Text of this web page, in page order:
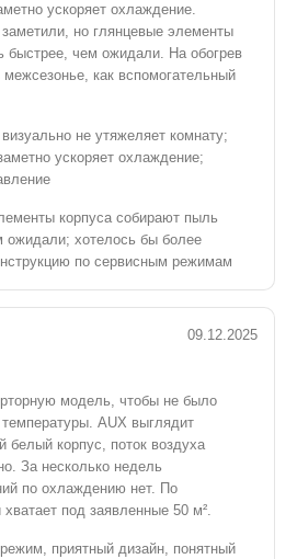
ускоряет охлаждение.
но глянцевые элементы
быстрее, чем ожидали. На обогрев
как вспомогательный
не утяжеляет комнату;
ускоряет охлаждение;
корпуса собирают пыль
ожидали; хотелось бы более
по сервисным режимам
09.12.2025
модель, чтобы не было
AUX выглядит
белый корпус, поток воздуха
За несколько недель
по охлаждению нет. По
под заявленные 50 м².
приятный дизайн, понятный